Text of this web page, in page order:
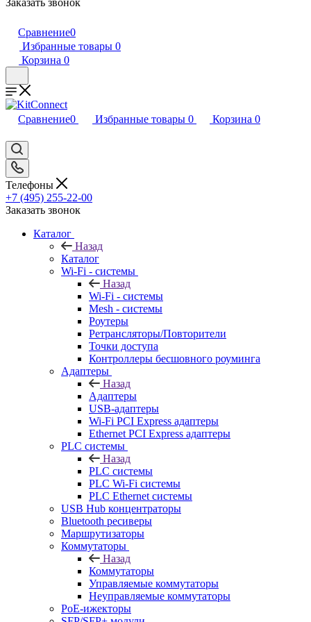
Заказать звонок
Сравнение0
Избранные товары 0
Корзина 0
Сравнение0 Избранные товары 0 Корзина 0
Телефоны
+7 (495) 255-22-00
Заказать звонок
Каталог
Назад
Каталог
Wi-Fi - системы
Назад
Wi-Fi - системы
Mesh - системы
Роутеры
Ретрансляторы/Повторители
Точки доступа
Контроллеры бесшовного роуминга
Адаптеры
Назад
Адаптеры
USB-адаптеры
Wi-Fi PCI Express адаптеры
Ethernet PCI Express адаптеры
PLC системы
Назад
PLC системы
PLC Wi-Fi системы
PLC Ethernet системы
USB Hub концентраторы
Bluetooth ресиверы
Маршрутизаторы
Коммутаторы
Назад
Коммутаторы
Управляемые коммутаторы
Неуправляемые коммутаторы
PoE-ижекторы